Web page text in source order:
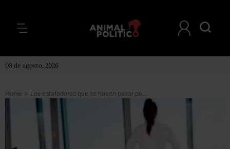
08 de agosto, 2026
Home > Los estafadores que se hacen pasar por tus amigos para acceder a tu información y extorsionarte por internet